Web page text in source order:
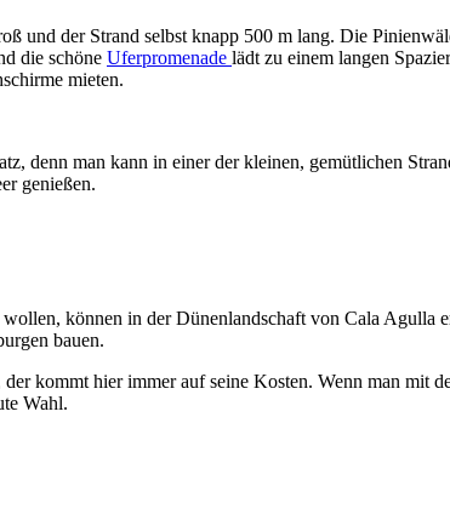
und der Strand selbst knapp 500 m lang. Die
die schöne Uferpromenade lädt zu einem langen
mieten.
denn man kann in einer der kleinen, gemütlichen
genießen.
können in der Dünenlandschaft von Cala Agulla
bauen.
kommt hier immer auf seine Kosten. Wenn man mit
Wahl.